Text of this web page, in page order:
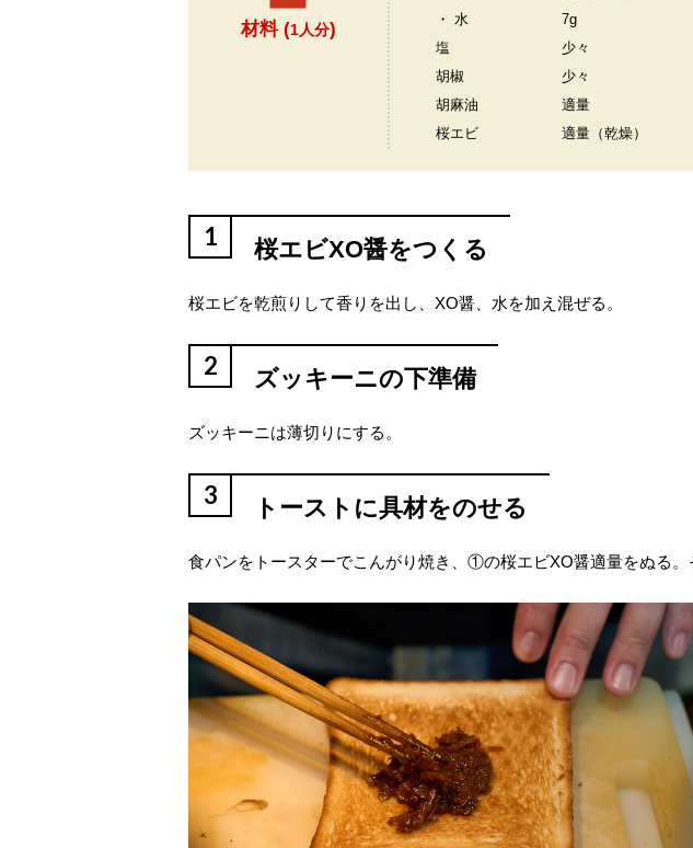
材料 (1人分)
・ 水
7g
塩
少々
胡椒
少々
胡麻油
適量
桜エビ
適量（乾燥）
1 桜エビXO醤をつくる
桜エビを乾煎りして香りを出し、XO醤、水を加え混ぜる。
2 ズッキーニの下準備
ズッキーニは薄切りにする。
3 トーストに具材をのせる
食パンをトースターでこんがり焼き、①の桜エビXO醤適量をぬる